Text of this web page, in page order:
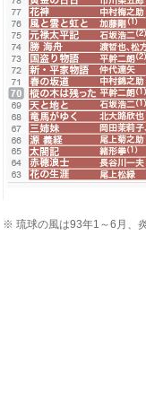
※ 琉球の風は93年1～6月、